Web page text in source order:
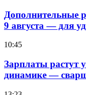
Дополнительные
9 августа — для
10:45
Зарплаты растут
динамике —